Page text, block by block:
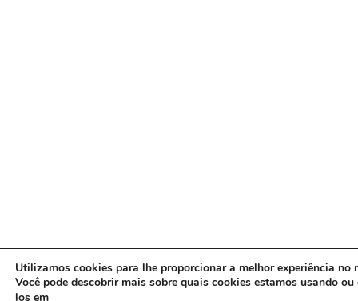
Utilizamos cookies para lhe proporcionar a melhor experiência no
Você pode descobrir mais sobre quais cookies estamos usando
los em